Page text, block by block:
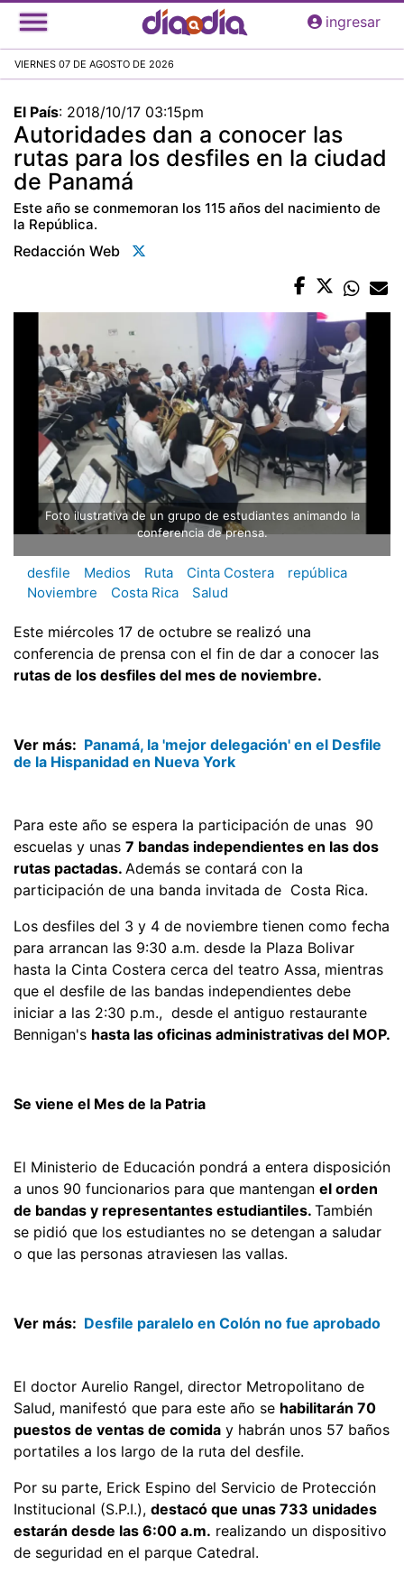
Pasar
al
principal
ingresar
VIERNES 07 DE AGOSTO DE 2026
El País: 2018/10/17 03:15pm
Autoridades dan a conocer las
rutas para los desfiles en la ciudad
de Panamá
Este año se conmemoran los 115 años del nacimiento de
la República.
Redacción Web
Foto ilustrativa de un grupo de estudiantes animando la
conferencia de prensa.
desfile Medios Ruta Cinta Costera
república
Noviembre
Costa Rica Salud
Este miércoles 17 de octubre se realizó una
conferencia de prensa con el fin de dar a conocer las
rutas de los desfiles del mes de noviembre.
Ver más: Panamá, la 'mejor delegación' en el Desfile
de la Hispanidad en Nueva York
Para este año se espera la participación de unas 90
escuelas y unas 7 bandas independientes en las dos
rutas pactadas. Además se contará con la
participación de una banda invitada de Costa Rica.
Los desfiles del 3 y 4 de noviembre tienen como fecha
para arrancan las 9:30 a.m. desde la Plaza Bolivar
hasta la Cinta Costera cerca del teatro Assa, mientras
que el desfile de las bandas independientes debe
iniciar a las 2:30 p.m., desde el antiguo restaurante
Bennigan's hasta las oficinas administrativas del MOP.
Se viene el Mes de la Patria
El Ministerio de Educación pondrá a entera disposición
a unos 90 funcionarios para que mantengan el orden
de bandas y representantes estudiantiles. También
se pidió que los estudiantes no se detengan a saludar
o que las personas atraviesen las vallas.
Ver más: Desfile paralelo en Colón no fue aprobado
El doctor Aurelio Rangel, director Metropolitano de
Salud, manifestó que para este año se habilitarán 70
puestos de ventas de comida y habrán unos 57 baños
portatiles a los largo de la ruta del desfile.
Por su parte, Erick Espino del Servicio de Protección
Institucional (S.P.I.), destacó que unas 733 unidades
estarán desde las 6:00 a.m. realizando un dispositivo
de seguridad en el parque Catedral.